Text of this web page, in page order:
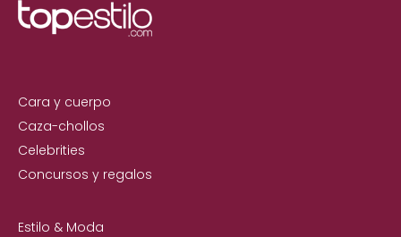
Cara y cuerpo
Caza-chollos
Celebrities
Concursos y regalos
Estilo & Moda